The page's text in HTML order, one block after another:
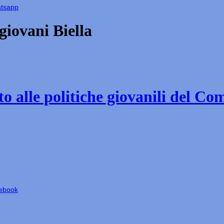
Biella
alle politiche giovanili del